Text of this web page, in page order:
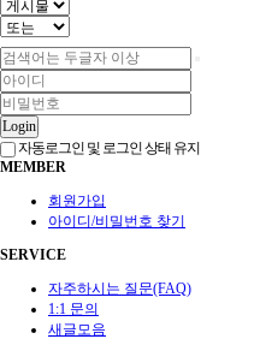
Login
자동로그인 및 로그인 상태 유지
MEMBER
회원가입
아이디/비밀번호 찾기
SERVICE
자주하시는 질문(FAQ)
1:1 문의
새글모음